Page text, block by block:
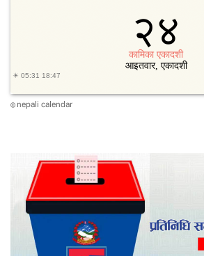
© nepali calendar